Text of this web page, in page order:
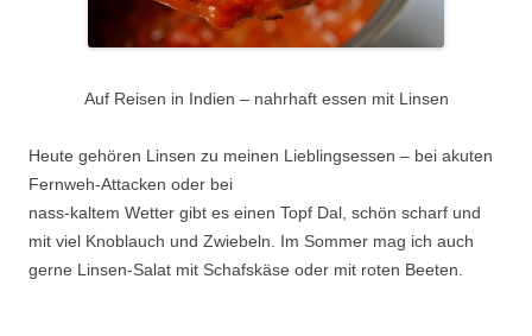
Auf Reisen in Indien – nahrhaft essen mit Linsen
Heute gehören Linsen zu meinen Lieblingsessen – bei akuten
Fernweh-Attacken oder bei
nass-kaltem Wetter gibt es einen Topf Dal, schön scharf und
mit viel Knoblauch und Zwiebeln. Im Sommer mag ich auch
gerne Linsen-Salat mit Schafskäse oder mit roten Beeten.